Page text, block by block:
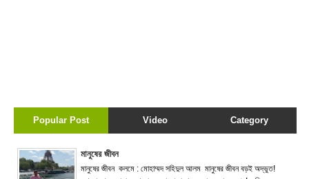
Popular Post Video Category
মানুষের জীবন
মানুষের জীবন কলমে : মোহাম্মদ সহিদুল আলম মানুষের জীবন বড়ই অদ্ভুত!